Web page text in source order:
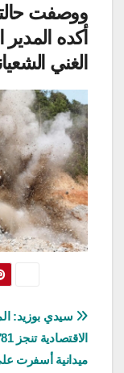
ووصفت
أكده
الغني
تصفّح
المقالات
سيدي بوزيد:
ميدانية أسفرت